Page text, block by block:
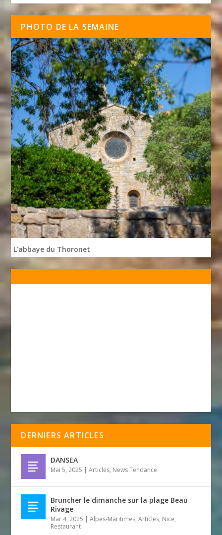
PHOTO DE LA SEMAINE
L'abbaye du Thoronet
DERNIERS ARTICLES
DANSEA
Mai 5, 2025 |Articles, News Tendance
Bruncher le dimanche sur la plage Beau
Rivage
Mar 4, 2025 |Alpes-Maritimes,Articles, Nice,
Restaurant